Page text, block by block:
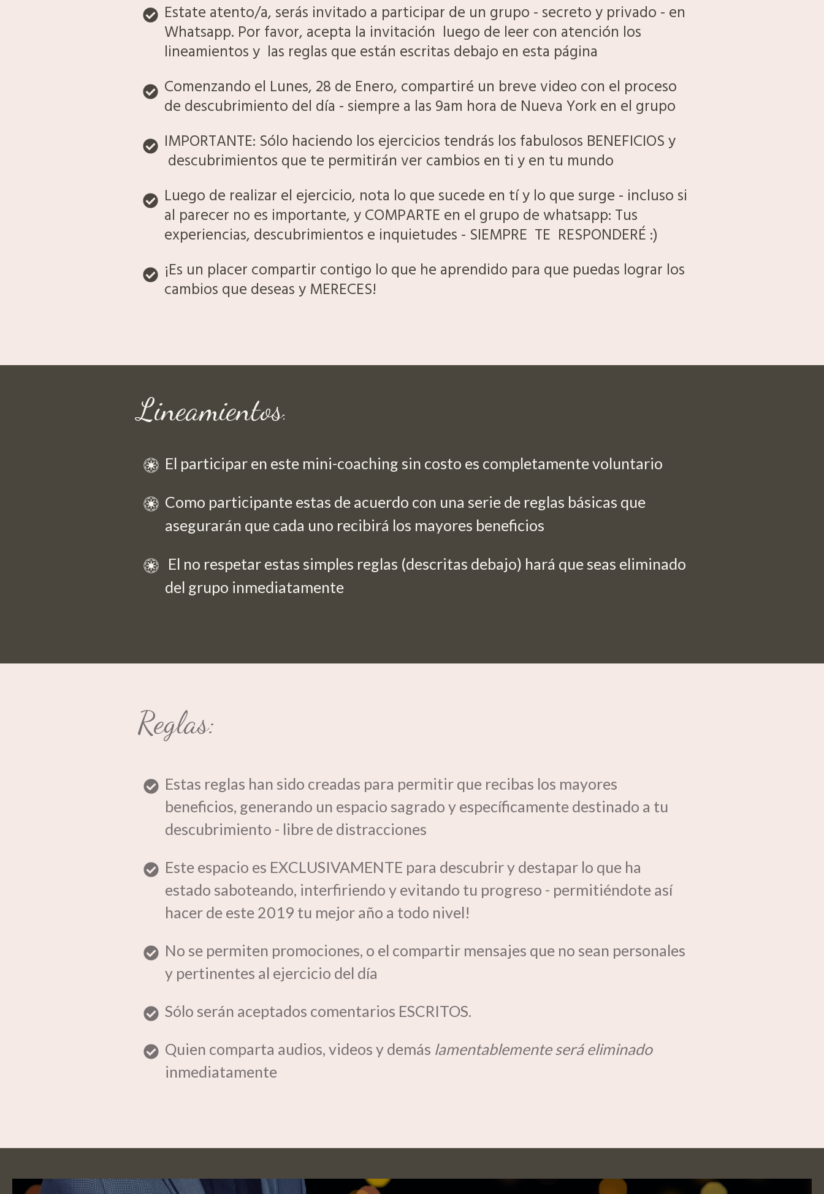
Estate atento/a, serás invitado a participar de un grupo - secreto y privado - en
Whatsapp. Por favor, acepta la invitación luego de leer con atención los
lineamientos y las reglas que están escritas debajo en esta página
Comenzando el Lunes, 28 de Enero, compartiré un breve video con el proceso
de descubrimiento del día - siempre a las 9am hora de Nueva York en el grupo
IMPORTANTE: Sólo haciendo los ejercicios tendrás los fabulosos BENEFICIOS y
descubrimientos que te permitirán ver cambios en ti y en tu mundo
Luego de realizar el ejercicio, nota lo que sucede en tí y lo que surge - incluso si
al parecer no es importante, y COMPARTE en el grupo de whatsapp: Tus
experiencias, descubrimientos e inquietudes - SIEMPRE TE RESPONDERÉ :)
¡Es un placer compartir contigo lo que he aprendido para que puedas lograr los
cambios que deseas y MERECES!
Lineamientos:
El participar en este mini-coaching sin costo es completamente voluntario
Como participante estas de acuerdo con una serie de reglas básicas que
asegurarán que cada uno recibirá los mayores beneficios
El no respetar estas simples reglas (descritas debajo) hará que seas eliminado
del grupo inmediatamente
Reglas:
Estas reglas han sido creadas para permitir que recibas los mayores
beneficios, generando un espacio sagrado y específicamente destinado a tu
descubrimiento - libre de distracciones
Este espacio es EXCLUSIVAMENTE para descubrir y destapar lo que ha
estado saboteando, interfiriendo y evitando tu progreso - permitiéndote así
hacer de este 2019 tu mejor año a todo nivel!
No se permiten promociones, o el compartir mensajes que no sean personales
y pertinentes al ejercicio del día
Sólo serán aceptados comentarios ESCRITOS.
Quien comparta audios, videos y demás lamentablemente será eliminado
inmediatamente